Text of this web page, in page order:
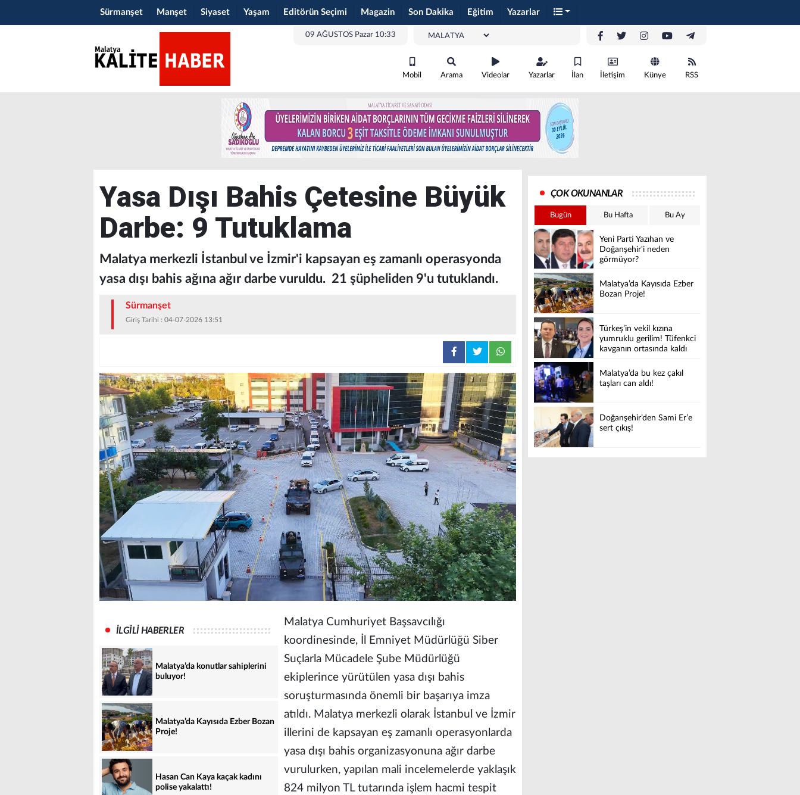
Sürmanşet Manşet Siyaset Yaşam Editörün Seçimi Magazin Son Dakika Eğitim Yazarlar
09 AĞUSTOS Pazar 10:33
Mobil Arama Videolar Yazarlar İlan İletişim Künye RSS
Yasa Dışı Bahis Çetesine Büyük
Darbe: 9 Tutuklama
Malatya merkezli İstanbul ve İzmir'i kapsayan eş zamanlı operasyonda
yasa dışı bahis ağına ağır darbe vuruldu. 21 şüpheliden 9'u tutuklandı.
Sürmanşet
Giriş Tarihi : 04-07-2026 13:51
İLGİLİ HABERLER
Malatya’da konutlar sahiplerini
buluyor!
Malatya’da Kayısıda Ezber Bozan
Proje!
Hasan Can Kaya kaçak kadını
polise yakalattı!
Malatya Cumhuriyet Başsavcılığı
koordinesinde, İl Emniyet Müdürlüğü Siber
Suçlarla Mücadele Şube Müdürlüğü
ekiplerince yürütülen yasa dışı bahis
soruşturmasında önemli bir başarıya imza
atıldı. Malatya merkezli olarak İstanbul ve İzmir
illerini de kapsayan eş zamanlı operasyonlarda
yasa dışı bahis organizasyonuna ağır darbe
vurulurken, yapılan mali incelemelerde yaklaşık
824 milyon TL tutarında işlem hacmi tespit
ÇOK OKUNANLAR
Bugün Bu Hafta Bu Ay
Yeni Parti Yazıhan ve
Doğanşehir'i neden
görmüyor?
Malatya’da Kayısıda Ezber
Bozan Proje!
Türkeş’in vekil kızına
yumruklu gerilim! Tüfenkci
kavganın ortasında kaldı
Malatya’da bu kez çakıl
taşları can aldı!
Doğanşehir’den Sami Er’e
sert çıkış!